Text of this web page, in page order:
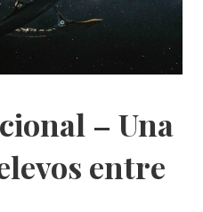
– Una
entre